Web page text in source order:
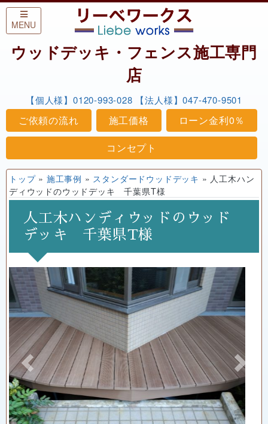
Skip to content
MENU
ウッドデッキ・フェンス施工専門
店
【個人様】0120-993-028 【法人様】047-470-9501
ご依頼の流れ 施工価格
ローン金利0％
コンセプト
トップ» 施工事例 » スタンダードウッドデッキ » 人工木ハン
ディウッドのウッドデッキ 千葉県T様
人工木ハンディウッドのウッド
デッキ 千葉県T様
Previous Next